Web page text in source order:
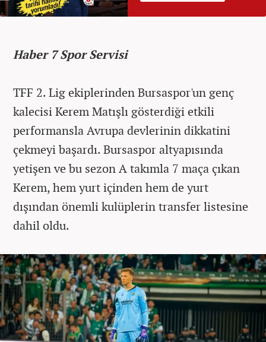
Haber 7 Spor Servisi
TFF 2. Lig ekiplerinden Bursaspor'un genç
kalecisi Kerem Matışlı gösterdiği etkili
performansla Avrupa devlerinin dikkatini
çekmeyi başardı. Bursaspor altyapısında
yetişen ve bu sezon A takımla 7 maça çıkan
Kerem, hem yurt içinden hem de yurt
dışından önemli kulüplerin transfer listesine
dahil oldu.